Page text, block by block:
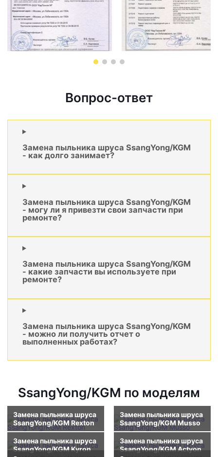
Вопрос-ответ
Замена пыльника шруса SsangYong/KGM
- как долго занимает?
Замена пыльника шруса SsangYong/KGM
- могу ли я привезти свои запчасти при
ремонте?
Замена пыльника шруса SsangYong/KGM
- какие запчасти вы используете при
ремонте?
Замена пыльника шруса SsangYong/KGM
- можно ли получить отчет о
выполненных работах?
SsangYong/KGM по моделям
Замена пыльника шруса
SsangYong/KGM Rexton
Замена пыльника шруса
SsangYong/KGM Musso
Замена пыльника шруса
SsangYong/KGM Kyron
Замена пыльника шруса
SsangYong/KGM Actyon